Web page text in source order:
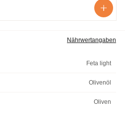
Nährwertangaben
Feta light
Olivenöl
Oliven